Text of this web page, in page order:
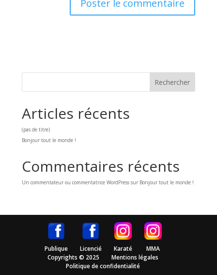
Rechercher
Articles récents
(pas de titre)
Bonjour tout le monde !
Commentaires récents
Un commentateur ou commentatrice WordPresssur Bonjour tout le monde !
Publique Licencié Karaté
MMA
Copyrights © 2025
Mentions légales
Politique de confidentialité